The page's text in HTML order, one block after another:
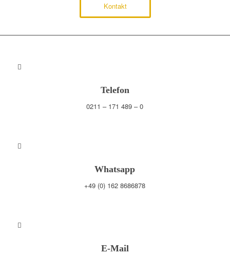
Kontakt
Telefon
0211 – 171 489 – 0
Whatsapp
+49 (0) 162 8686878
E-Mail